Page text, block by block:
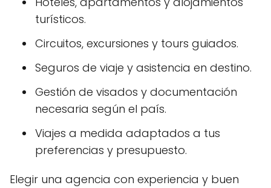
turísticos.
Circuitos, excursiones y tours guiados.
Seguros de viaje y asistencia en destino.
Gestión de visados y documentación
necesaria según el país.
Viajes a medida adaptados a tus
preferencias y presupuesto.
Elegir una agencia con experiencia y buen